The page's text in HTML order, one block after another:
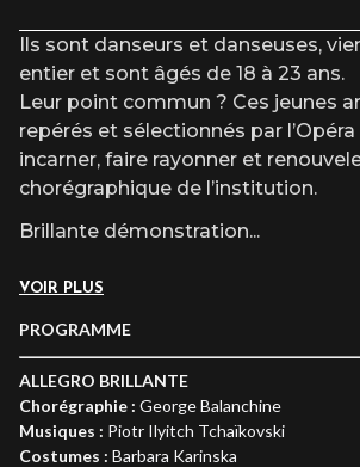
Ils sont danseurs et danseuses,
entier et sont âgés de 18 à 23 ans.
Leur point commun ? Ces jeunes
repérés et sélectionnés par
incarner, faire rayonner et
chorégraphique de l’institution.
Brillante démonstration...
VOIR PLUS
PROGRAMME
ALLEGRO BRILLANTE
Chorégraphie : George Balanchine
Musiques : Piotr Ilyitch Tchaïkovski
Costumes : Barbara Karinska